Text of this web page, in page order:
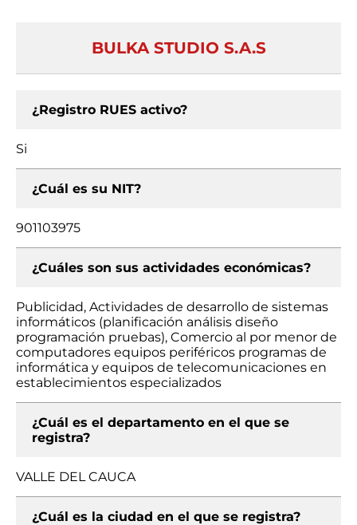
BULKA STUDIO S.A.S
¿Registro RUES activo?
Si
¿Cuál es su NIT?
901103975
¿Cuáles son sus actividades económicas?
Publicidad, Actividades de desarrollo de sistemas
informáticos (planificación análisis diseño
programación pruebas), Comercio al por menor de
computadores equipos periféricos programas de
informática y equipos de telecomunicaciones en
establecimientos especializados
¿Cuál es el departamento en el que se
registra?
VALLE DEL CAUCA
¿Cuál es la ciudad en el que se registra?